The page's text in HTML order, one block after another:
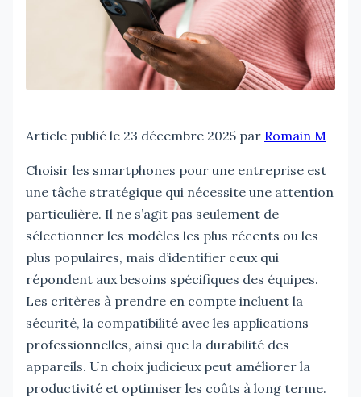
Article publié le 23 décembre 2025 par Romain M
Choisir les smartphones pour une entreprise est
une tâche stratégique qui nécessite une attention
particulière. Il ne s’agit pas seulement de
sélectionner les modèles les plus récents ou les
plus populaires, mais d’identifier ceux qui
répondent aux besoins spécifiques des équipes.
Les critères à prendre en compte incluent la
sécurité, la compatibilité avec les applications
professionnelles, ainsi que la durabilité des
appareils. Un choix judicieux peut améliorer la
productivité et optimiser les coûts à long terme.